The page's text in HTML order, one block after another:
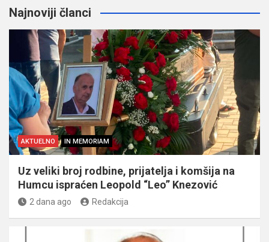
Najnoviji članci
AKTUELNO IN MEMORIAM
Uz veliki broj rodbine, prijatelja i komšija na
Humcu ispraćen Leopold “Leo” Knezović
2 dana ago Redakcija